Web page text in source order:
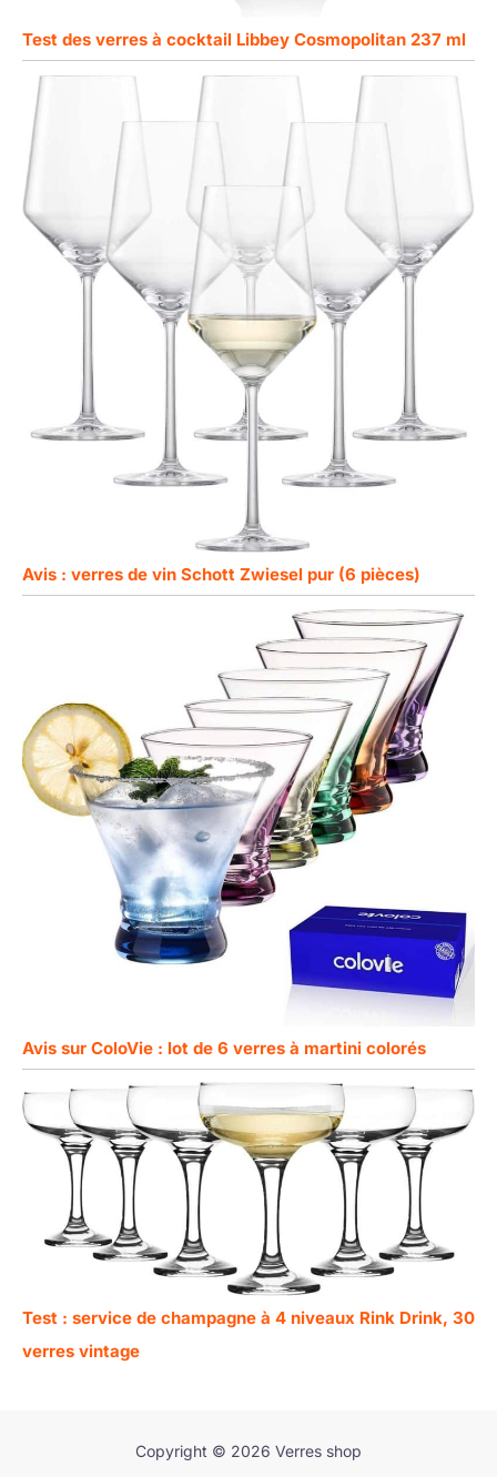
Test des verres à cocktail Libbey Cosmopolitan 237 ml
Avis : verres de vin Schott Zwiesel pur (6 pièces)
Avis sur ColoVie : lot de 6 verres à martini colorés
Test : service de champagne à 4 niveaux Rink Drink, 30
verres vintage
Copyright © 2026 Verres shop